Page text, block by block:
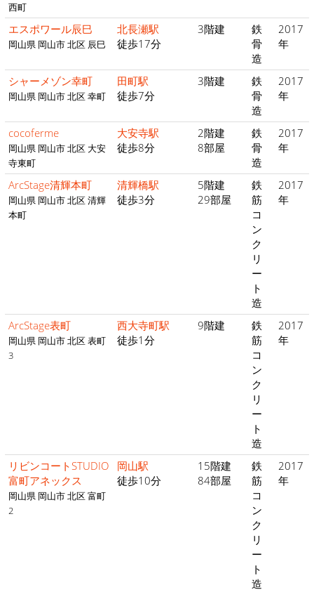
西町
エスポワール辰巳
岡山県 岡山市 北区 辰巳
北長瀬駅
徒歩17分
3階建
鉄
骨
造
2017
年
シャーメゾン幸町
岡山県 岡山市 北区 幸町
田町駅
徒歩7分
3階建
鉄
骨
造
2017
年
cocoferme
岡山県 岡山市 北区 大安
寺東町
大安寺駅
徒歩8分
2階建
8部屋
鉄
骨
造
2017
年
ArcStage清輝本町
岡山県 岡山市 北区 清輝
本町
清輝橋駅
徒歩3分
5階建
29部屋
鉄
筋
コ
ン
ク
リ
ー
ト
造
2017
年
ArcStage表町
岡山県 岡山市 北区 表町
3
西大寺町駅
徒歩1分
9階建
鉄
筋
コ
ン
ク
リ
ー
ト
造
2017
年
リビンコートSTUDIO
富町アネックス
岡山県 岡山市 北区 富町
2
岡山駅
徒歩10分
15階建
84部屋
鉄
筋
コ
ン
ク
リ
ー
ト
造
2017
年